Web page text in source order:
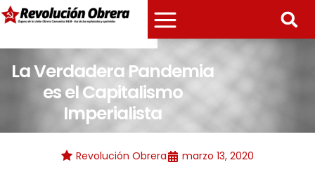
La Verdadera Pandemia
es el Capitalismo
Imperialista
Revolución Obrera marzo 13, 2020